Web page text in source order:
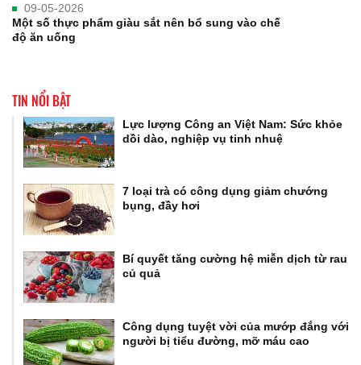
09-05-2026
Một số thực phẩm giàu sắt nên bổ sung vào chế
độ ăn uống
TIN NỔI BẬT
Lực lượng Công an Việt Nam: Sức khỏe
dồi dào, nghiệp vụ tinh nhuệ
7 loại trà có công dụng giảm chướng
bụng, đầy hơi
Bí quyết tăng cường hệ miễn dịch từ rau
củ quả
Công dụng tuyệt vời của mướp đắng với
người bị tiểu đường, mỡ máu cao